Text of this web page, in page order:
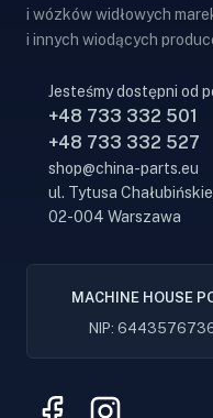
i wózków widłowych
i innych wiodących
Jesteśmy dostępni od
+48 733 332 501
+48 733 332 527
shop@china-parts.eu
ul. Tytusa
02-004 Warszawa
MACHINE HOUSE
NIP: